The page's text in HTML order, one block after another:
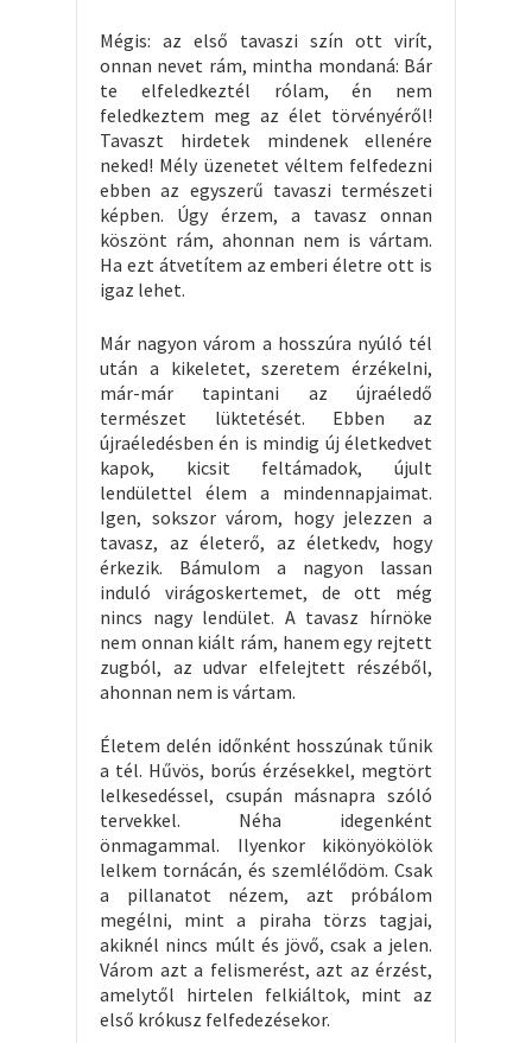
Mégis: az első tavaszi szín ott virít,
onnan nevet rám, mintha mondaná: Bár
te elfeledkeztél rólam, én nem
feledkeztem meg az élet törvényéről!
Tavaszt hirdetek mindenek ellenére
neked! Mély üzenetet véltem felfedezni
ebben az egyszerű tavaszi természeti
képben. Úgy érzem, a tavasz onnan
köszönt rám, ahonnan nem is vártam.
Ha ezt átvetítem az emberi életre ott is
igaz lehet.
Már nagyon várom a hosszúra nyúló tél
után a kikeletet, szeretem érzékelni,
már-már tapintani az újraéledő
természet lüktetését. Ebben az
újraéledésben én is mindig új életkedvet
kapok, kicsit feltámadok, újult
lendülettel élem a mindennapjaimat.
Igen, sokszor várom, hogy jelezzen a
tavasz, az életerő, az életkedv, hogy
érkezik. Bámulom a nagyon lassan
induló virágoskertemet, de ott még
nincs nagy lendület. A tavasz hírnöke
nem onnan kiált rám, hanem egy rejtett
zugból, az udvar elfelejtett részéből,
ahonnan nem is vártam.
Életem delén időnként hosszúnak tűnik
a tél. Hűvös, borús érzésekkel, megtört
lelkesedéssel, csupán másnapra szóló
tervekkel. Néha idegenként
önmagammal. Ilyenkor kikönyökölök
lelkem tornácán, és szemlélődöm. Csak
a pillanatot nézem, azt próbálom
megélni, mint a piraha törzs tagjai,
akiknél nincs múlt és jövő, csak a jelen.
Várom azt a felismerést, azt az érzést,
amelytől hirtelen felkiáltok, mint az
első krókusz felfedezésekor.